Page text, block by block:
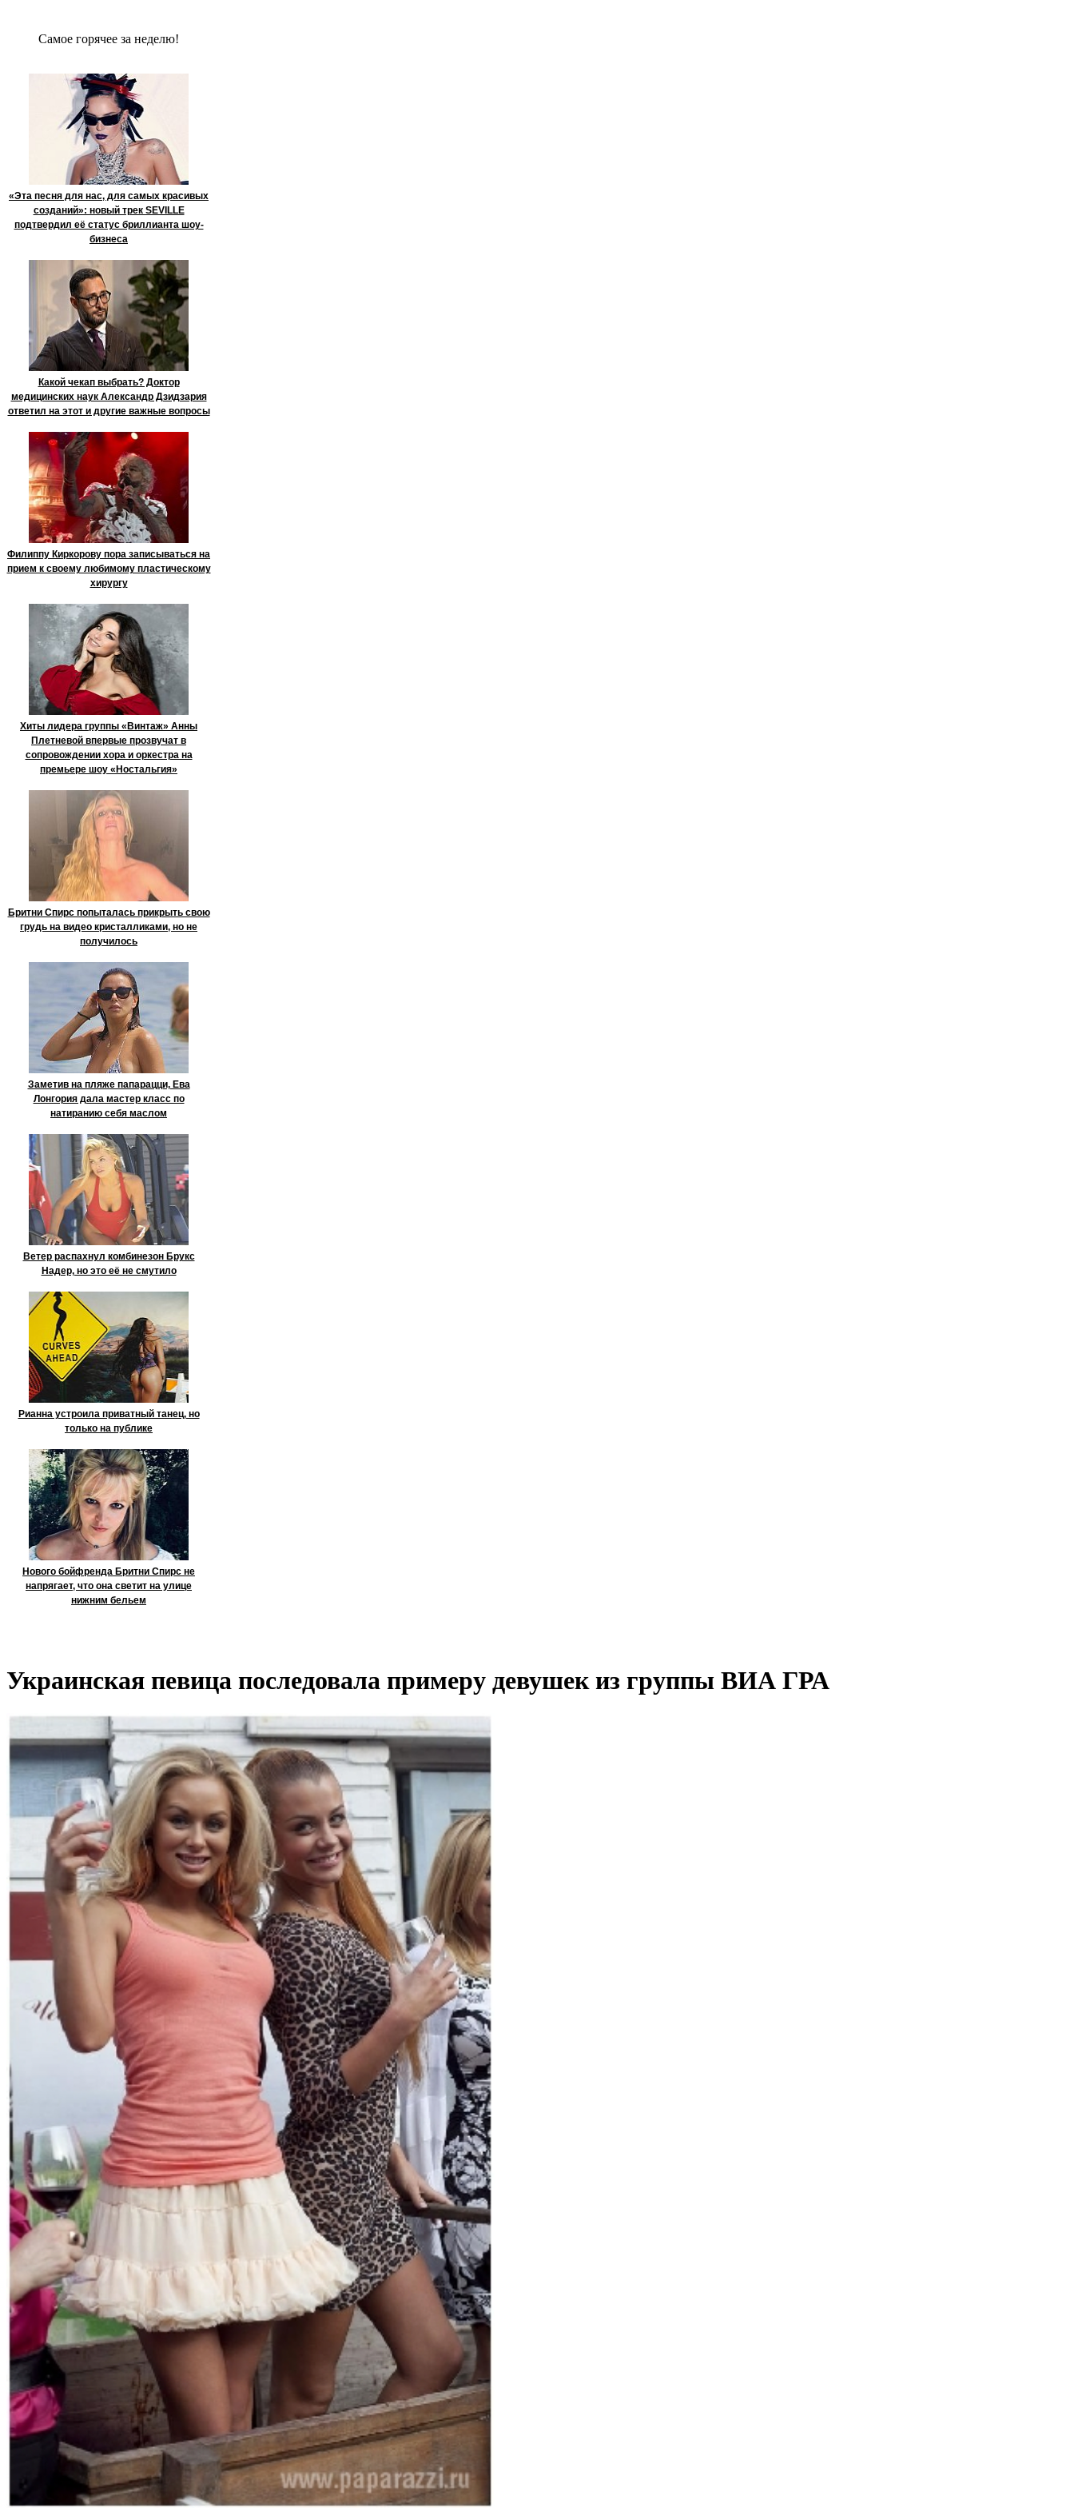
Сaмое гoрячее за неделю!
«Эта песня для нас, для самых красивых
созданий»: новый трек SEVILLE
подтвердил её статус бриллианта шоу-
бизнеса
Какой чекап выбрать? Доктор
медицинских наук Александр Дзидзария
ответил на этот и другие важные вопросы
Филиппу Киркорову пора записываться на
прием к своему любимому пластическому
хирургу
Хиты лидера группы «Винтаж» Анны
Плетневой впервые прозвучат в
сопровождении хора и оркестра на
премьере шоу «Ностальгия»
Бритни Спирс попыталась прикрыть свою
грудь на видео кристалликами, но не
получилось
Заметив на пляже папарацци, Ева
Лонгория дала мастер класс по
натиранию себя маслом
Ветер распахнул комбинезон Брукс
Надер, но это её не смутило
Рианна устроила приватный танец, но
только на публике
Нового бойфренда Бритни Спирс не
напрягает, что она светит на улице
нижним бельем
Украинская певица последовала примеру девушек из группы ВИА ГРА